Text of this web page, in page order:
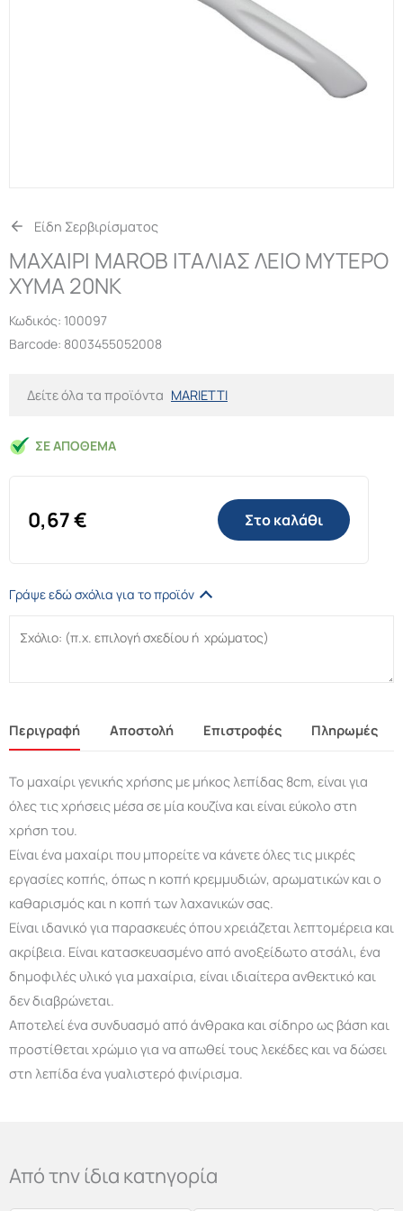
Είδη Σερβιρίσματος
ΜΑΧΑΙΡΙ MAROB ΙΤΑΛΙΑΣ ΛΕΙΟ ΜΥΤΕΡΟ
ΧΥΜΑ 20ΝΚ
Κωδικός: 100097
Barcode: 8003455052008
Δείτε όλα τα προϊόντα MARIETTI
ΣΕ ΑΠΌΘΕΜΑ
0,67€ Στο καλάθι
Γράψε εδώ σχόλια για το προϊόν
Περιγραφή Αποστολή Επιστροφές Πληρωμές
Το μαχαίρι γενικής χρήσης με μήκος λεπίδας 8cm, είναι για
όλες τις χρήσεις μέσα σε μία κουζίνα και είναι εύκολο στη
χρήση του.
Είναι ένα μαχαίρι που μπορείτε να κάνετε όλες τις μικρές
εργασίες κοπής, όπως η κοπή κρεμμυδιών, αρωματικών και ο
καθαρισμός και η κοπή των λαχανικών σας.
Είναι ιδανικό για παρασκευές όπου χρειάζεται λεπτομέρεια και
ακρίβεια. Είναι κατασκευασμένο από ανοξείδωτο ατσάλι, ένα
δημοφιλές υλικό για μαχαίρια, είναι ιδιαίτερα ανθεκτικό και
δεν διαβρώνεται.
Αποτελεί ένα συνδυασμό από άνθρακα και σίδηρο ως βάση και
προστίθεται χρώμιο για να απωθεί τους λεκέδες και να δώσει
στη λεπίδα ένα γυαλιστερό φινίρισμα.
Από την ίδια κατηγορία